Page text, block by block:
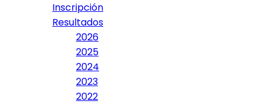
Inscripción
Resultados
2026
2025
2024
2023
2022